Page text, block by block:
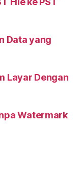
Data yang
Layar Dengan
Watermark